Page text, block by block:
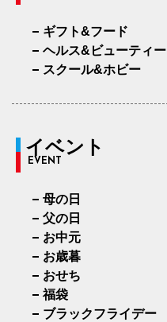
ギフト&フード
ヘルス&ビューティー
スクール&ホビー
イベント
EVENT
母の日
父の日
お中元
お歳暮
おせち
福袋
ブラックフライデー